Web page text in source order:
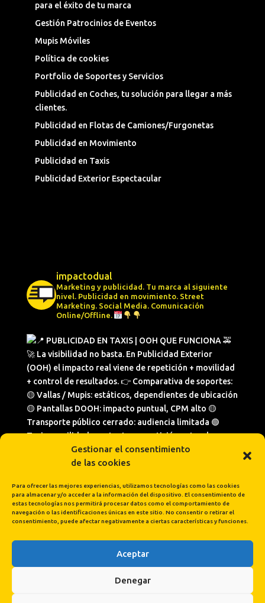
Gestionar el consentimiento
de las cookies
Para ofrecer las mejores experiencias, utilizamos tecnologías como las cookies
para almacenar y/o acceder a la información del dispositivo. El consentimiento de
estas tecnologías nos permitirá procesar datos como el comportamiento de
navegación o las identificaciones únicas en este sitio. No consentir o retirar el
consentimiento, puede afectar negativamente a ciertas características y funciones.
Aceptar
Denegar
para el éxito de tu marca
Gestión Patrocinios de Eventos
Mupis Móviles
Política de cookies
Portfolio de Soportes y Servicios
Publicidad en Coches, tu solución para llegar a más
clientes.
Publicidad en Flotas de Camiones/Furgonetas
Publicidad en Movimiento
Publicidad en Taxis
Publicidad Exterior Espectacular
impactodual
Marketing y publicidad. Tu marca al siguiente
nivel. Publicidad en movimiento. Street
Marketing. Social Media. Comunicación
Online/Offline.
Cargar más... Síguenos en Instagram